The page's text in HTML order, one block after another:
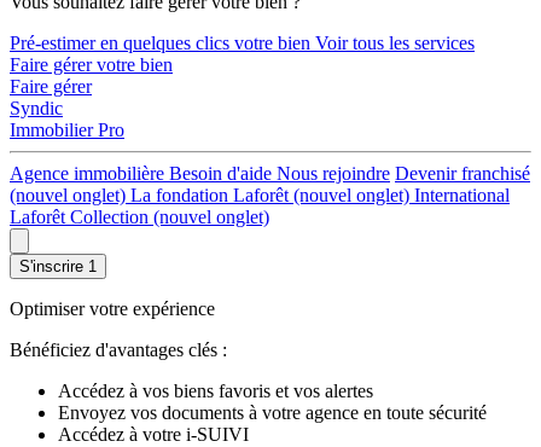
Pré-estimer en quelques clics votre bien Voir tous les services
Faire gérer votre bien
Faire gérer
Syndic
Immobilier Pro
Agence immobilière Besoin d'aide Nous rejoindre Devenir franchisé
(nouvel onglet) La fondation Laforêt (nouvel onglet) International
Laforêt Collection (nouvel onglet)
S'inscrire 1
Optimiser votre expérience
Bénéficiez d'avantages clés :
Accédez à vos biens favoris et vos alertes
Envoyez vos documents à votre agence en toute sécurité
Accédez à votre i-SUIVI